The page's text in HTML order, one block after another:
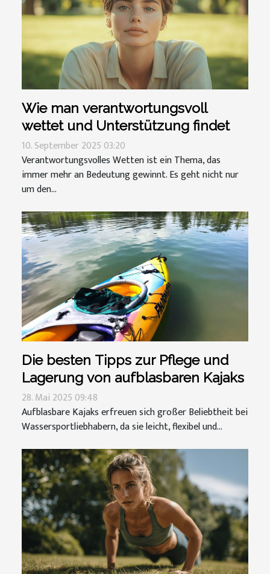
Wie man verantwortungsvoll
wettet und Unterstützung findet
10. September 2025 03:20
Verantwortungsvolles Wetten ist ein Thema, das
immer mehr an Bedeutung gewinnt. Es geht nicht nur
um den...
Die besten Tipps zur Pflege und
Lagerung von aufblasbaren Kajaks
28. Mai 2025 09:48
Aufblasbare Kajaks erfreuen sich großer Beliebtheit bei
Wassersportliebhabern, da sie leicht, flexibel und...